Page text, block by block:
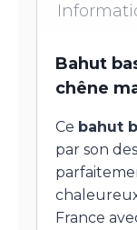
Bahut
chêne
Ce bahut
par son
France